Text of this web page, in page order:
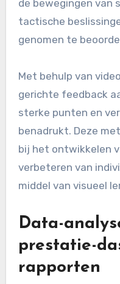
feedback
Video-analyse
wedstrijden en
stelt coaches in
de bewegingen van
tactische
genomen te
Met behulp van
sterke punten en
benadrukt. Deze
bij het ontwikkelen
verbeteren van